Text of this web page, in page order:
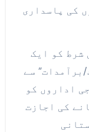
کی پاسداری
شرط کو ایک
برآمدات” سے
اداروں کو
کی اجازت